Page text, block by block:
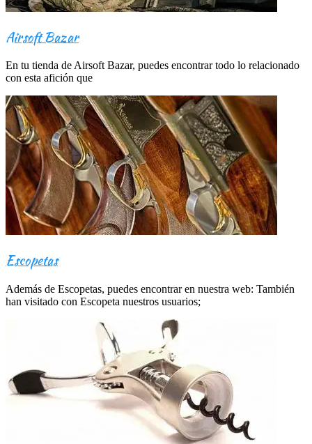
Airsoft Bazar
En tu tienda de Airsoft Bazar, puedes encontrar todo lo relacionado
con esta afición que
Escopetas
Además de Escopetas, puedes encontrar en nuestra web: También
han visitado con Escopeta nuestros usuarios;